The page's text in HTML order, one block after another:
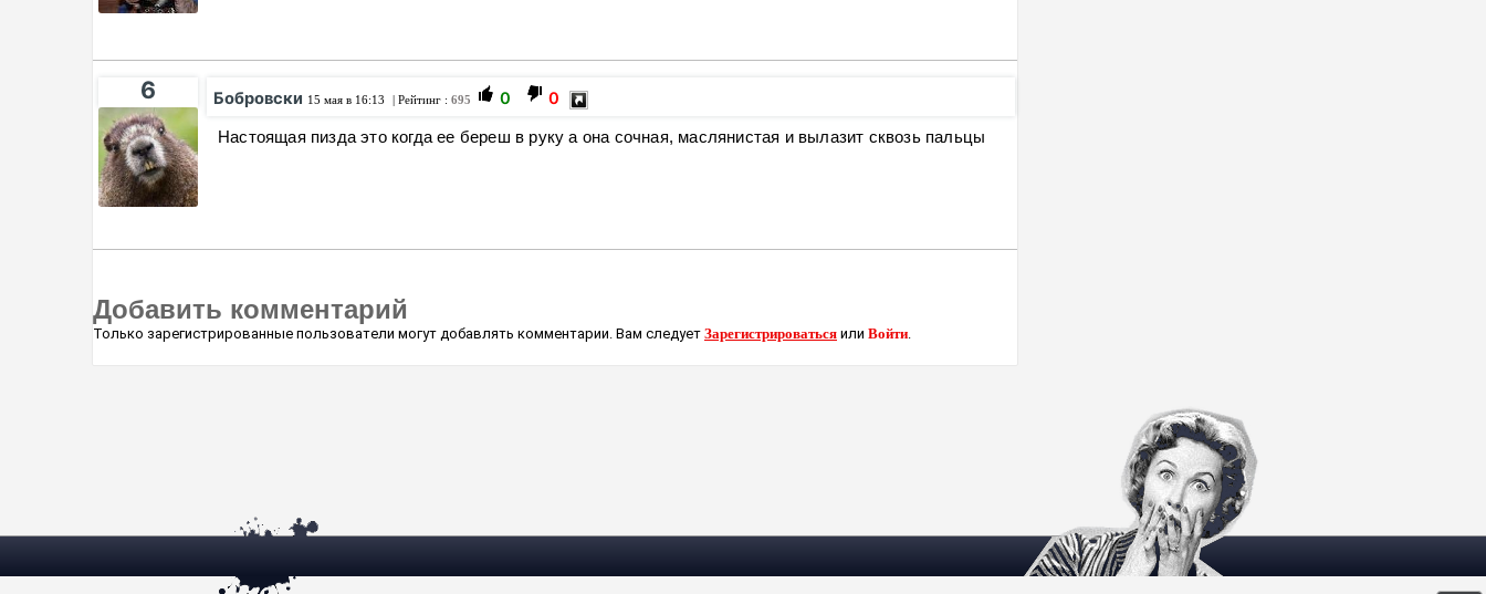
6 Бобровски 15 мая в 16:13 | Рейтинг : 695 0 0
Настоящая пизда это когда ее береш в руку а она сочная, маслянистая и вылазит сквозь пальцы
Добавить комментарий
Только зарегистрированные пользователи могут добавлять комментарии. Вам следует Зарегистрироваться или Войти.